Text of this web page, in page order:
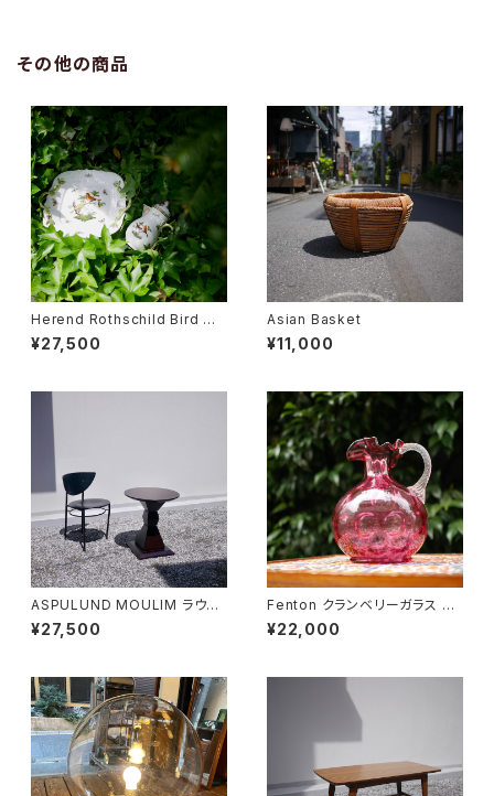
その他の商品
Herend Rothschild Bird ミ
ニティーポット
¥27,500
Asian Basket
¥11,000
ASPULUND MOULIM ラウン
ドテーブル
¥27,500
Fenton クランベリーガラス ピ
ッチャー
¥22,000